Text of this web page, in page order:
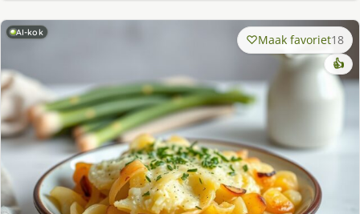
AI-kok Maak favoriet18
👍